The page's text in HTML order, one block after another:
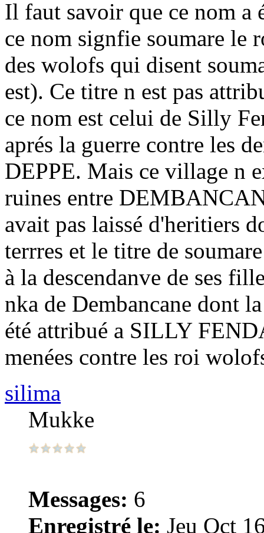
Il faut savoir que ce nom a
ce nom signfie soumare le
des wolofs qui disent
est). Ce titre n est pas
ce nom est celui de Silly
aprés la guerre contre les
DEPPE. Mais ce village n
ruines entre
avait pas laissé d'heritiers
terrres et le titre de
à la descendanve de ses
nka de Dembancane dont
été attribué a SILLY
menées contre les roi
silima
Mukke
Messages: 6
Enregistré le: Jeu Oct